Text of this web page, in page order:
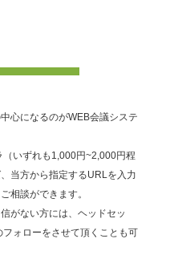
心になるのがWEB会議システ
いずれも1,000円~2,000円程
当方から指定するURLを入力
相談ができます。
がない方には、ヘッドセッ
ォローをさせて頂くことも可